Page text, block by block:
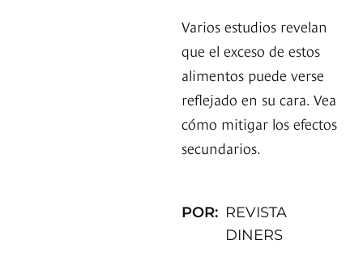
Varios estudios revelan
que el exceso de estos
alimentos puede verse
reflejado en su cara. Vea
cómo mitigar los efectos
secundarios.
POR: REVISTA
DINERS